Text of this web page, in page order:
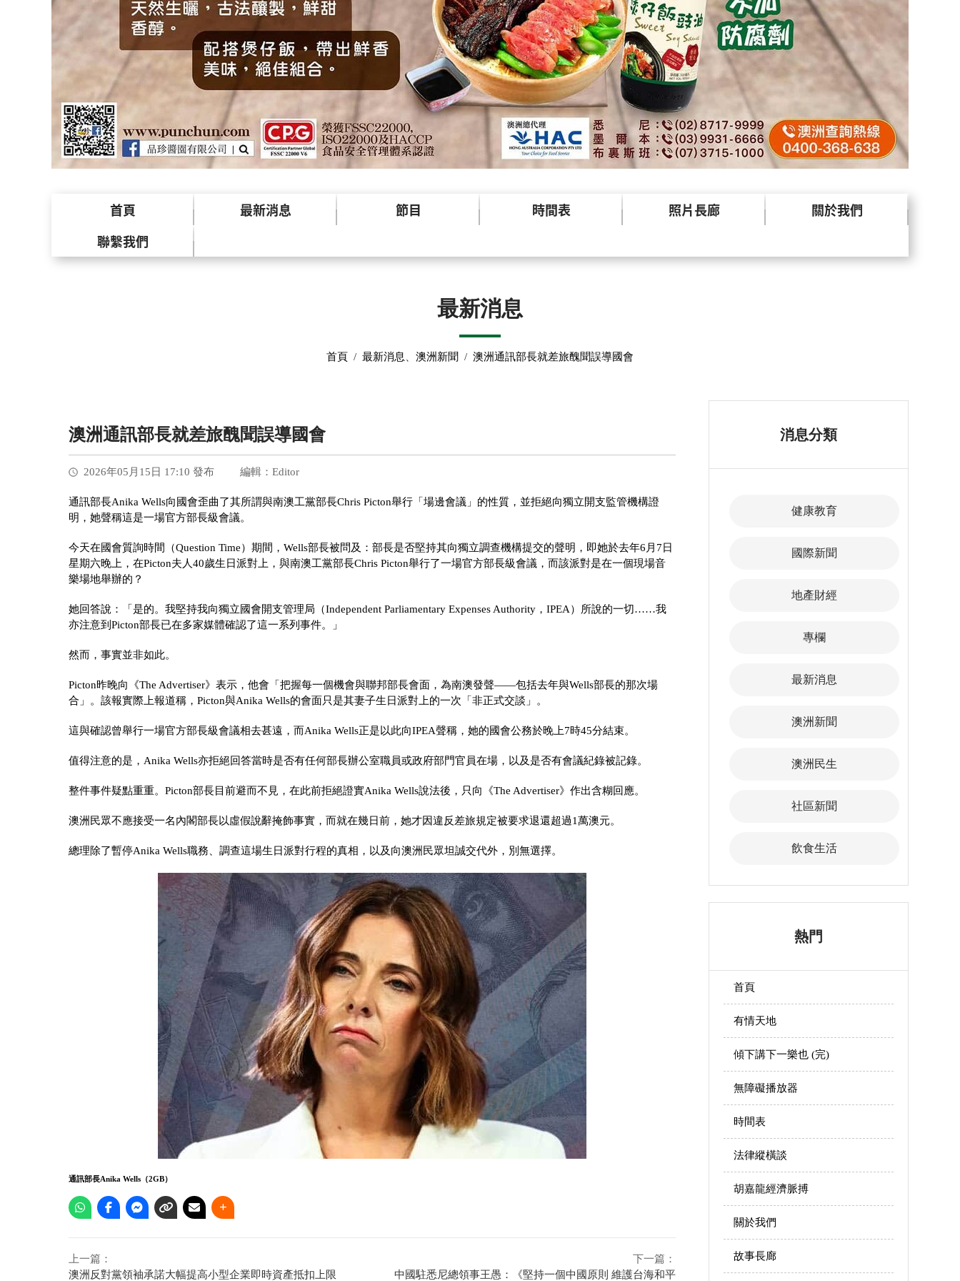
首頁 最新消息 節目 時間表 照片長廊
關於我們
聯繫我們
最新消息
首頁 / 最新消息 澳洲新聞 / 澳洲通訊部長就差旅醜聞誤導國會
澳洲通訊部長就差旅醜聞誤導國會
2026年05月15日 17:10 發布 編輯：Editor
通訊部長Anika Wells向國會歪曲了其所謂與南澳工黨部長Chris Picton舉行「場邊會議」的性質，並拒絕向獨立開支監管機構證
明，她聲稱這是一場官方部長級會議。
今天在國會質詢時間（Question Time）期間，Wells部長被問及：部長是否堅持其向獨立調查機構提交的聲明，即她於去年6月7日
星期六晚上，在Picton夫人40歲生日派對上，與南澳工黨部長Chris Picton舉行了一場官方部長級會議，而該派對是在一個現場音
樂場地舉辦的？
她回答說：「是的。我堅持我向獨立國會開支管理局（Independent Parliamentary Expenses Authority，IPEA）所說的一切……我
亦注意到Picton部長已在多家媒體確認了這一系列事件。」
然而，事實並非如此。
Picton昨晚向《The Advertiser》表示，他會「把握每一個機會與聯邦部長會面，為南澳發聲——包括去年與Wells部長的那次場
合」。該報實際上報道稱，Picton與Anika Wells的會面只是其妻子生日派對上的一次「非正式交談」。
這與確認曾舉行一場官方部長級會議相去甚遠，而Anika Wells正是以此向IPEA聲稱，她的國會公務於晚上7時45分結束。
值得注意的是，Anika Wells亦拒絕回答當時是否有任何部長辦公室職員或政府部門官員在場，以及是否有會議紀錄被記錄。
整件事件疑點重重。Picton部長目前避而不見，在此前拒絕證實Anika Wells說法後，只向《The Advertiser》作出含糊回應。
澳洲民眾不應接受一名內閣部長以虛假說辭掩飾事實，而就在幾日前，她才因違反差旅規定被要求退還超過1萬澳元。
總理除了暫停Anika Wells職務、調查這場生日派對行程的真相，以及向澳洲民眾坦誠交代外，別無選擇。
通訊部長Anika Wells（2GB）
上一篇：
澳洲反對黨領袖承諾大幅提高小型企業即時資產抵扣上限
下一篇：
中國駐悉尼總領事王愚：《堅持一個中國原則 維護台海和平
消息分類
健康教育
國際新聞
地產財經
專欄
最新消息
澳洲新聞
澳洲民生
社區新聞
飲食生活
熱門
首頁
有情天地
傾下講下一樂也 (完)
無障礙播放器
時間表
法律縱橫談
胡嘉龍經濟脈搏
關於我們
故事長廊